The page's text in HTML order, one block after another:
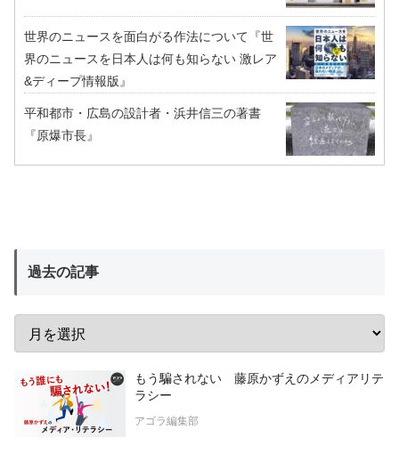
世界のニュースを面白がる作法について『世
界のニュースを日本人は何も知らない 激レア
&ディープ情報版』
平和都市・広島の設計者・浜井信三の著書
『原爆市長』
過去の記事
もう騙されない 藤原かずえのメディアリテ
ラシー
アゴラ編集部